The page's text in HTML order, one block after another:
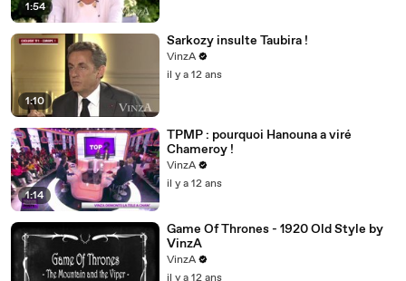
1:54
1:10
Sarkozy insulte Taubira !
VinzA
il y a 12 ans
1:14
TPMP : pourquoi Hanouna a viré
Chameroy !
VinzA
il y a 12 ans
Game Of Thrones - 1920 Old Style by
VinzA
VinzA